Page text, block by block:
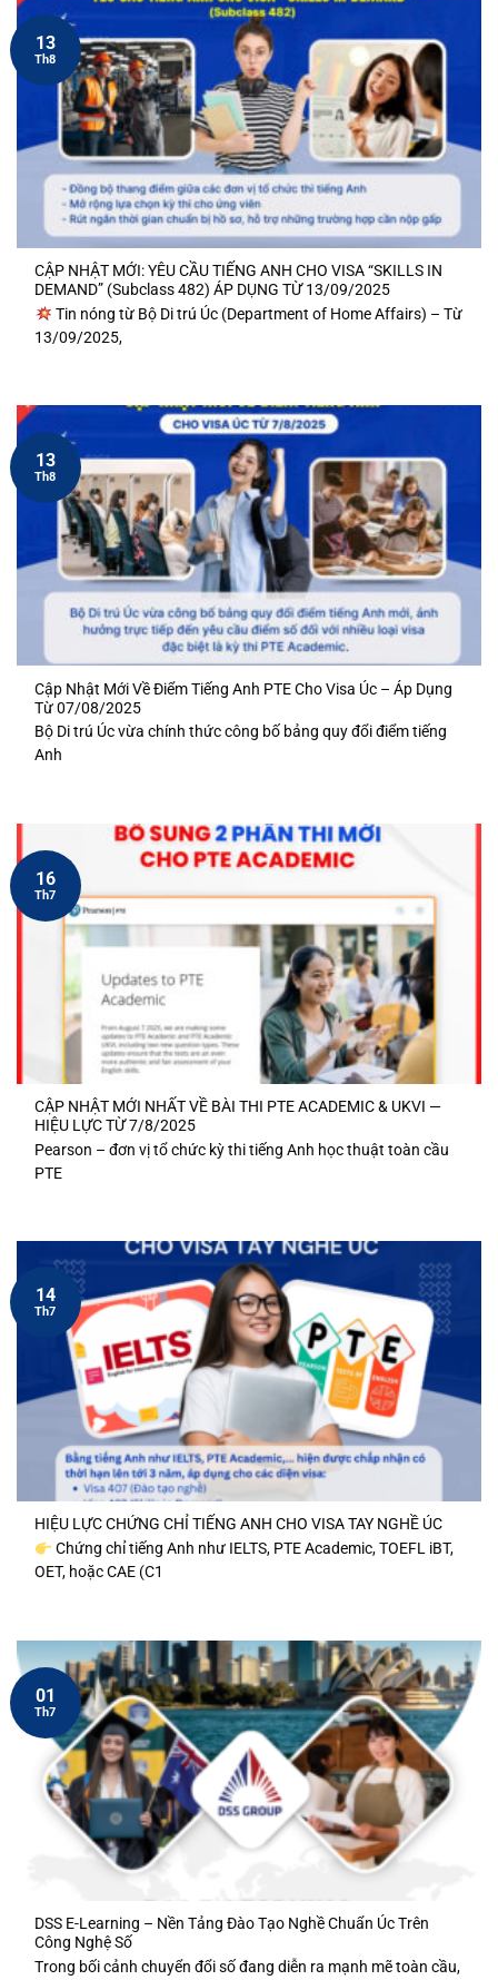
CẬP NHẬT MỚI: YÊU CẦU TIẾNG ANH CHO VISA “SKILLS IN
DEMAND” (Subclass 482) ÁP DỤNG TỪ 13/09/2025
Tin nóng từ Bộ Di trú Úc (Department of Home Affairs) – Từ
13/09/2025,
13
Th8
Cập Nhật Mới Về Điểm Tiếng Anh PTE Cho Visa Úc – Áp Dụng
Từ 07/08/2025
Bộ Di trú Úc vừa chính thức công bố bảng quy đổi điểm tiếng
Anh
13
Th8
CẬP NHẬT MỚI NHẤT VỀ BÀI THI PTE ACADEMIC & UKVI —
HIỆU LỰC TỪ 7/8/2025
Pearson – đơn vị tổ chức kỳ thi tiếng Anh học thuật toàn cầu
PTE
16
Th7
HIỆU LỰC CHỨNG CHỈ TIẾNG ANH CHO VISA TAY NGHỀ ÚC
Chứng chỉ tiếng Anh như IELTS, PTE Academic, TOEFL iBT,
OET, hoặc CAE (C1
14
Th7
DSS E-Learning – Nền Tảng Đào Tạo Nghề Chuẩn Úc Trên
Công Nghệ Số
Trong bối cảnh chuyển đổi số đang diễn ra mạnh mẽ toàn cầu,
01
Th7